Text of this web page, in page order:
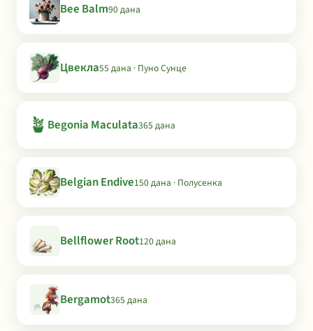
Bee Balm90 дана
Цвекла55 дана · Пуно Сунце
🪴 Begonia Maculata365 дана
Belgian Endive150 дана · Полусенка
Bellflower Root120 дана
Bergamot365 дана